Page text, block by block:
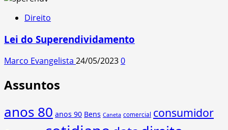
Direito
Lei do Superendividamento
Marco Evangelista 24/05/20230
Assuntos
anos 80 anos 90 Bens Caneta comercial consumidor